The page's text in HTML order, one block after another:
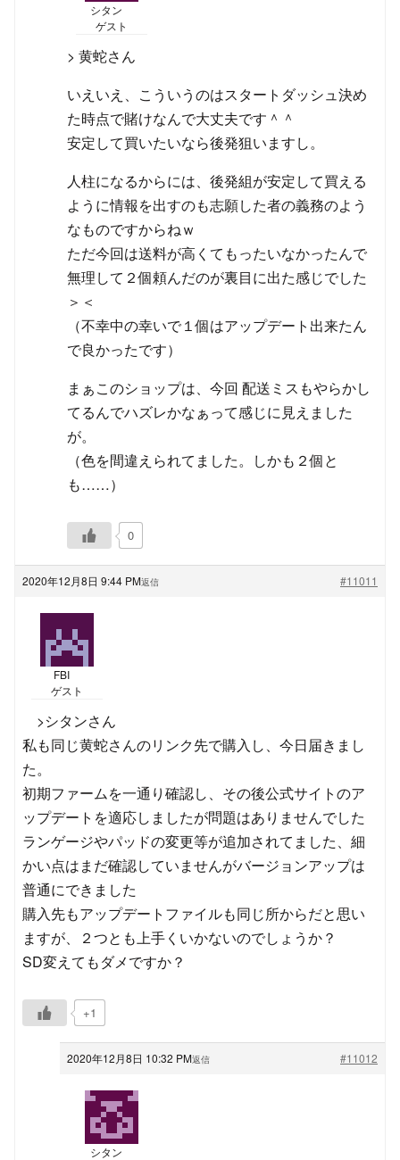
シタン
ゲスト
> 黄蛇さん
いえいえ、こういうのはスタートダッシュ決め
た時点で賭けなんで大丈夫です＾＾
安定して買いたいなら後発狙いますし。
人柱になるからには、後発組が安定して買える
ように情報を出すのも志願した者の義務のよう
なものですからねｗ
ただ今回は送料が高くてもったいなかったんで
無理して２個頼んだのが裏目に出た感じでした
＞＜
（不幸中の幸いで１個はアップデート出来たん
で良かったです）
まぁこのショップは、今回 配送ミスもやらかし
てるんでハズレかなぁって感じに見えました
が。
（色を間違えられてました。しかも２個と
も……）
0
2020年12月8日 9:44 PM #11011
返信
FBI
ゲスト
>シタンさん
私も同じ黄蛇さんのリンク先で購入し、今日届きまし
た。
初期ファームを一通り確認し、その後公式サイトのア
ップデートを適応しましたが問題はありませんでした
ランゲージやパッドの変更等が追加されてました、細
かい点はまだ確認していませんがバージョンアップは
普通にできました
購入先もアップデートファイルも同じ所からだと思い
ますが、２つとも上手くいかないのでしょうか？
SD変えてもダメですか？
+1
2020年12月8日 10:32 PM #11012
返信
シタン